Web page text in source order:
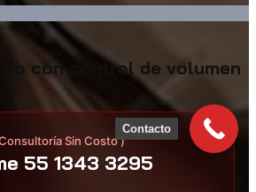
con control de volumen
Sin Costo )
55 1343 3295
Contacto